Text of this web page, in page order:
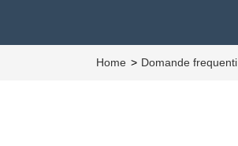
Home Domande frequenti